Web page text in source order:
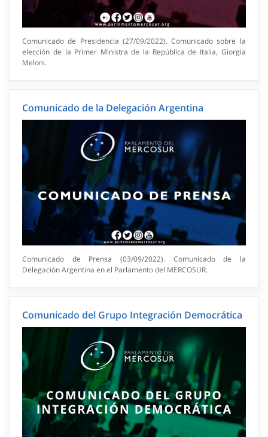
Comunicado de Presidencia (27/09/2022). Comunicado sobre la
elección de la Primer Ministra de la República de Italia, Giorgia
Meloni.
Comunicado de la Delegación Argentina
Comunicado de Prensa (03/09/2022). Comunicado de la
Delegación Argentina en el Parlamento del MERCOSUR.
Comunicado del Grupo Integración Democrática